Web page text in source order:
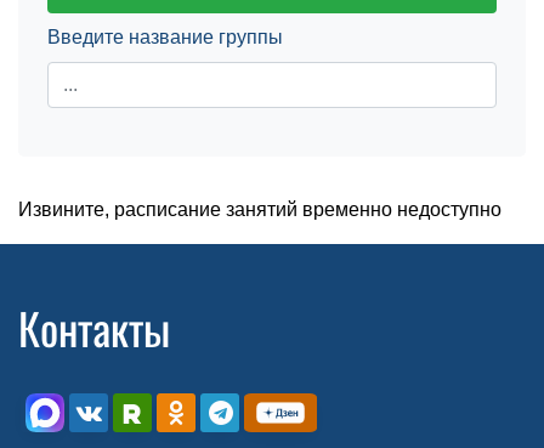
Введите название группы
Извините, расписание занятий временно недоступно
Контакты